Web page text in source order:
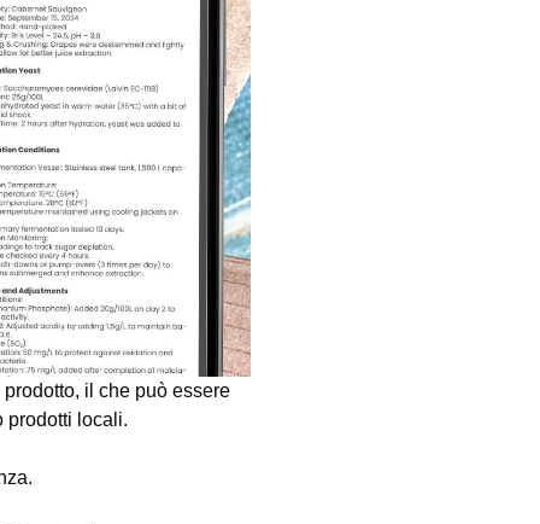
il che può essere
prodotti locali.